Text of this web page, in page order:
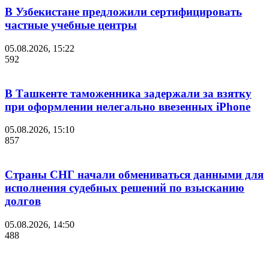
В Узбекистане предложили сертифицировать
частные учебные центры
05.08.2026, 15:22
592
В Ташкенте таможенника задержали за взятку
при оформлении нелегально ввезенных iPhone
05.08.2026, 15:10
857
Страны СНГ начали обмениваться данными для
исполнения судебных решений по взысканию
долгов
05.08.2026, 14:50
488